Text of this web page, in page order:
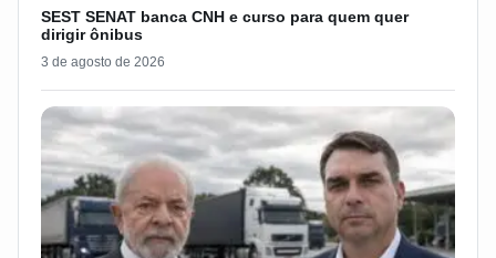
SEST SENAT banca CNH e curso para quem quer
dirigir ônibus
3 de agosto de 2026